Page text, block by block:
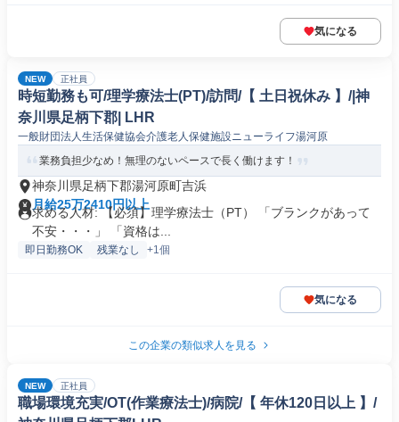
気になる
NEW 正社員
時短勤務も可/理学療法士(PT)/訪問/【 土日祝休み 】/|神
奈川県足柄下郡| LHR
一般財団法人生活保健協会介護老人保健施設ニューライフ湯河原
業務負担少なめ！無理のないペースで長く働けます！
神奈川県足柄下郡湯河原町吉浜
月給25万2410円以上
求める人材: 【必須】理学療法士（PT） 「ブランクがあって
不安・・・」 「資格は...
即日勤務OK 残業なし +1個
気になる
この企業の類似求人を見る
NEW 正社員
職場環境充実/OT(作業療法士)/病院/【 年休120日以上 】/